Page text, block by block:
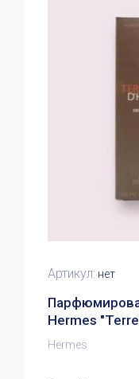
Артикул: нет
Hermes
Hermes